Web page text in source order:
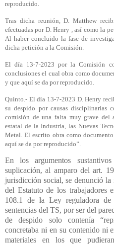
reproducido.
Tras dicha reunión, D. Matthew
efectuadas por D. Henry , así como la
Al haber concluido la fase de
dicha petición a la Comisión.
El día 13-7-2023 por la Comisión
conclusiones el cual obra como
y que aquí se da por reproducido.
Quinto.- El día 13-7-2023 D. Henry
su despido por causas disciplinarias
comisión de una falta muy grave
estatal de la Industria, las Nuevas
Metal. El escrito obra como
aquí se da por reproducido”.
En los argumentos
suplicación, al amparo del art.
jurisdicción social, se denunció
del Estatuto de los trabajadores
108.1 de la Ley reguladora
sentencias del TS, por ser del
de despido solo contenía
concretaba ni en su contenido ni
materiales en los que